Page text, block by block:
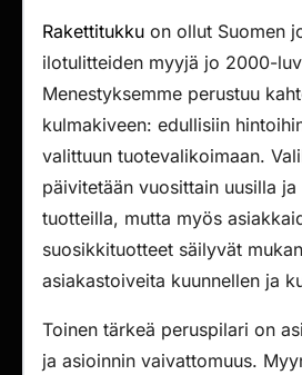
Rakettitukku on ollut Suomen
ilotulitteiden myyjä jo 2000-
Menestyksemme perustuu
kulmakiveen: edullisiin
valittuun tuotevalikoimaan.
päivitetään vuosittain uusilla
tuotteilla, mutta myös
suosikkituotteet säilyvät
asiakastoiveita kuunnellen ja
Toinen tärkeä peruspilari on
ja asioinnin vaivattomuus.